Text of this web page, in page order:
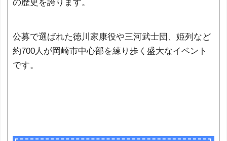
の歴史を誇ります。
公募で選ばれた徳川家康役や三河武士団、姫列など
約700人が岡崎市中心部を練り歩く盛大なイベント
です。